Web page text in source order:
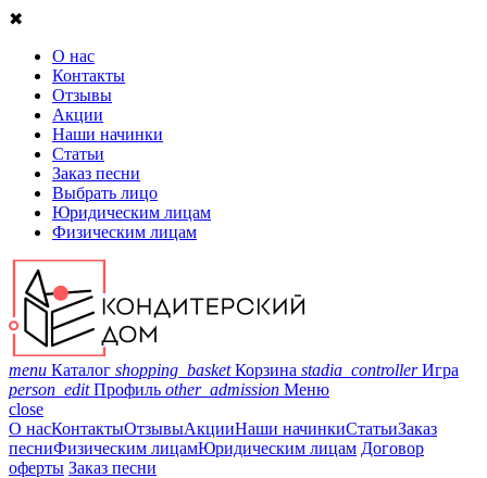
✖
О нас
Контакты
Отзывы
Акции
Наши начинки
Статьи
Заказ песни
Выбрать лицо
Юридическим лицам
Физическим лицам
menu Каталог shopping_basket Корзина stadia_controller Игра
person_edit Профиль other_admission Меню
close
О насКонтактыОтзывыАкцииНаши начинкиСтатьиЗаказ
песниФизическим лицамЮридическим лицам Договор
оферты Заказ песни